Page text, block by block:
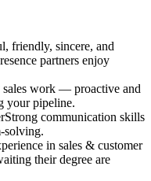
friendly, sincere, and
partners enjoy
work — proactive and
your pipeline.
Strong communication skills
solving.
in sales & customer
their degree are